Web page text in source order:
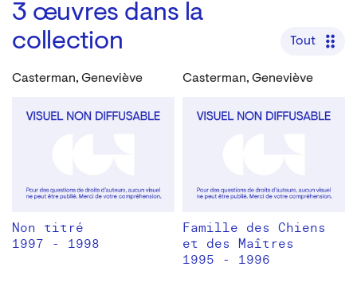
3 œuvres dans la
collection
Tout
Casterman, Geneviève
Non titré
1997 - 1998
Casterman, Geneviève
Famille des Chiens
et des Maîtres
1995 - 1996